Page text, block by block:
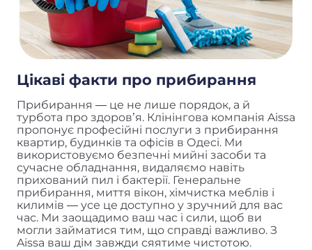
Цікаві факти про прибирання
Прибирання — це не лише порядок, а й
турбота про здоров’я. Клінінгова компанія Aissa
пропонує професійні послуги з прибирання
квартир, будинків та офісів в Одесі. Ми
використовуємо безпечні мийні засоби та
сучасне обладнання, видаляємо навіть
прихований пил і бактерії. Генеральне
прибирання, миття вікон, хімчистка меблів і
килимів — усе це доступно у зручний для вас
час. Ми заощадимо ваш час і сили, щоб ви
могли займатися тим, що справді важливо. З
Aissa ваш дім завжди сяятиме чистотою.